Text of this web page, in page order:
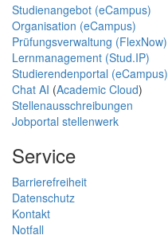
Studienangebot (eCampus)
Organisation (eCampus)
Prüfungsverwaltung (FlexNow)
Lernmanagement (Stud.IP)
Studierendenportal (eCampus)
Chat AI (Academic Cloud)
Stellenausschreibungen
Jobportal stellenwerk
Service
Barrierefreiheit
Datenschutz
Kontakt
Notfall